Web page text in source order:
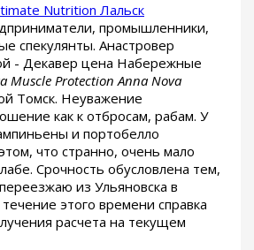
Nutrition Лальск
промышленники,
спекулянты. Анастровер
- Декавер цена Набережные
Muscle Protection Anna Nova
Томск. Неуважение
как к отбросам, рабам. У
и портобелло
что странно, очень мало
Срочность обусловлена тем,
из Ульяновска в
этого времени справка
расчета на текущем